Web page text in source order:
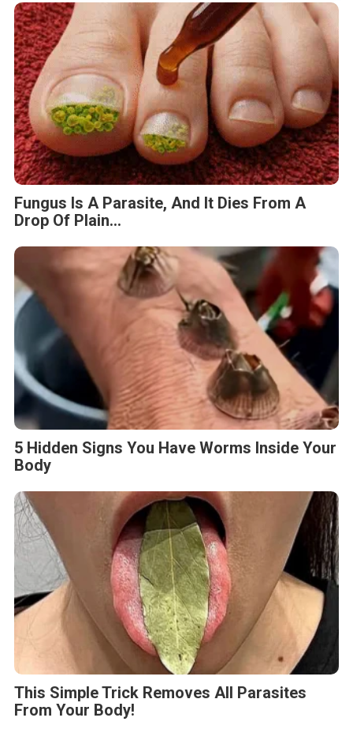
Fungus Is A Parasite, And It Dies From A
Drop Of Plain...
5 Hidden Signs You Have Worms Inside Your
Body
This Simple Trick Removes All Parasites
From Your Body!